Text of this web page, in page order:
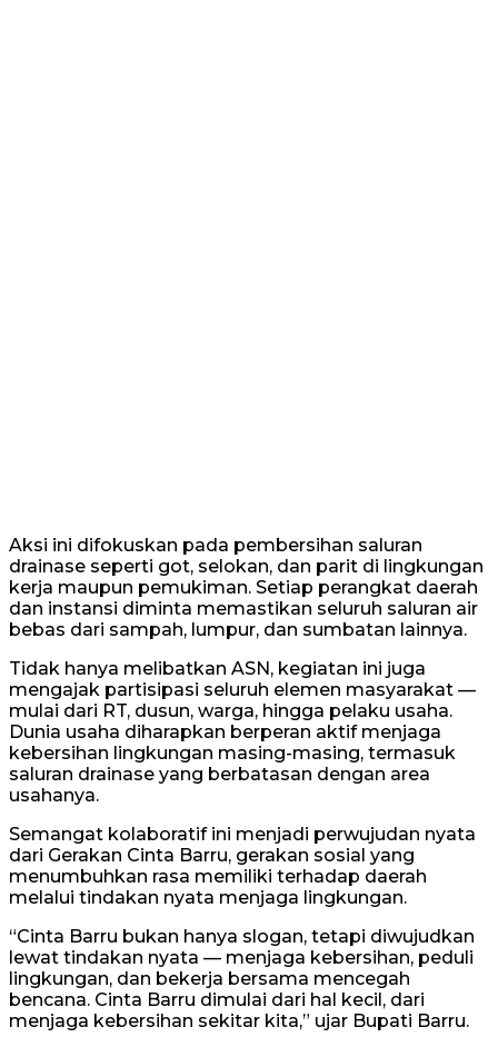
Aksi ini difokuskan pada pembersihan saluran
drainase seperti got, selokan, dan parit di lingkungan
kerja maupun pemukiman. Setiap perangkat daerah
dan instansi diminta memastikan seluruh saluran air
bebas dari sampah, lumpur, dan sumbatan lainnya.
Tidak hanya melibatkan ASN, kegiatan ini juga
mengajak partisipasi seluruh elemen masyarakat —
mulai dari RT, dusun, warga, hingga pelaku usaha.
Dunia usaha diharapkan berperan aktif menjaga
kebersihan lingkungan masing-masing, termasuk
saluran drainase yang berbatasan dengan area
usahanya.
Semangat kolaboratif ini menjadi perwujudan nyata
dari Gerakan Cinta Barru, gerakan sosial yang
menumbuhkan rasa memiliki terhadap daerah
melalui tindakan nyata menjaga lingkungan.
“Cinta Barru bukan hanya slogan, tetapi diwujudkan
lewat tindakan nyata — menjaga kebersihan, peduli
lingkungan, dan bekerja bersama mencegah
bencana. Cinta Barru dimulai dari hal kecil, dari
menjaga kebersihan sekitar kita,” ujar Bupati Barru.